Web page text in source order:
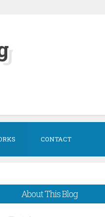
CONTACT
About This Blog